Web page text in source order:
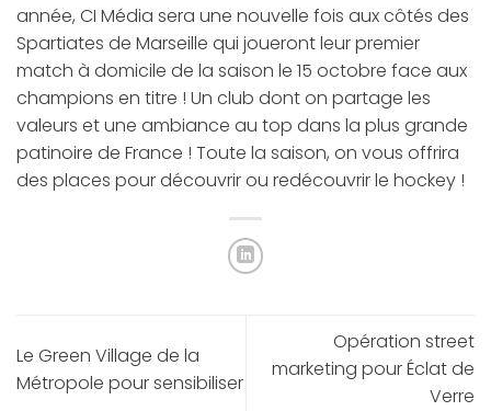
année, CI Média sera une nouvelle fois aux côtés des
Spartiates de Marseille qui joueront leur premier
match à domicile de la saison le 15 octobre face aux
champions en titre ! Un club dont on partage les
valeurs et une ambiance au top dans la plus grande
patinoire de France ! Toute la saison, on vous offrira
des places pour découvrir ou redécouvrir le hockey !
Le Green Village de la
Métropole pour sensibiliser
Opération street
marketing pour Éclat de
Verre